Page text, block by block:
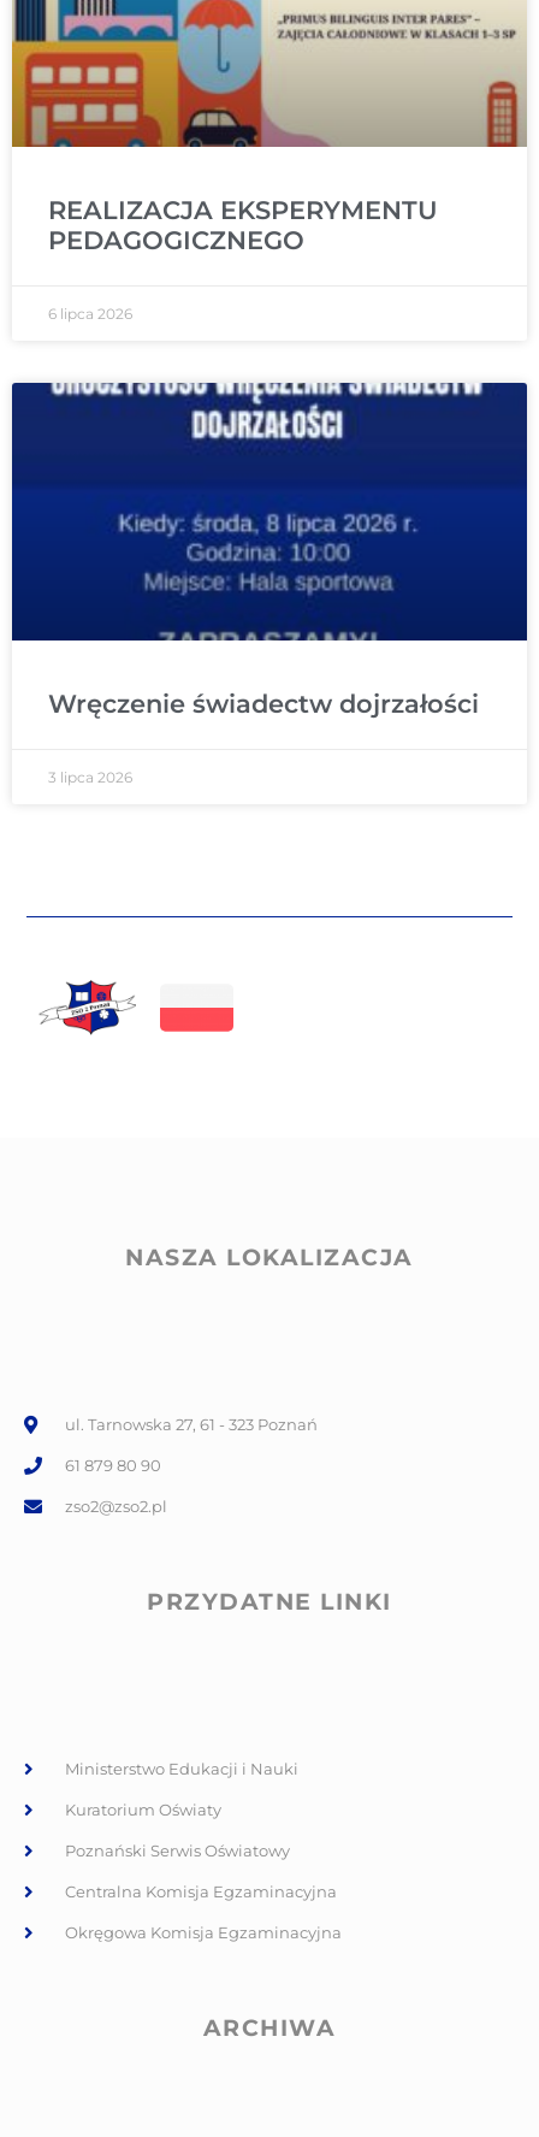
REALIZACJA EKSPERYMENTU
PEDAGOGICZNEGO
6 lipca 2026
Wręczenie świadectw dojrzałości
3 lipca 2026
NASZA LOKALIZACJA
ul. Tarnowska 27, 61 - 323 Poznań
61 879 80 90
zso2@zso2.pl
PRZYDATNE LINKI
Ministerstwo Edukacji i Nauki
Kuratorium Oświaty
Poznański Serwis Oświatowy
Centralna Komisja Egzaminacyjna
Okręgowa Komisja Egzaminacyjna
ARCHIWA